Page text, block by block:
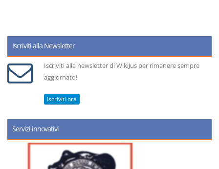
Iscriviti alla Newsletter
Iscriviti alla newsletter di WikiJus per rimanere sempre
aggiornato!
Iscriviti ora
Servizi innovativi